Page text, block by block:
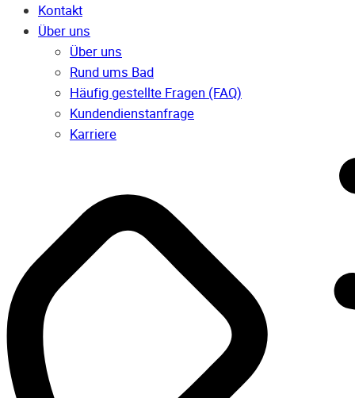
Kontakt
Über uns
Über uns
Rund ums Bad
Häufig gestellte Fragen (FAQ)
Kunden­dienst­anfrage
Karriere